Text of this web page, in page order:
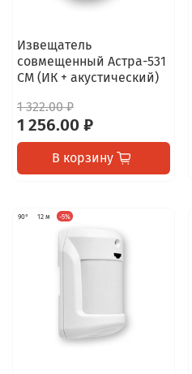
Извещатель
совмещенный Астра-531
СМ (ИК + акустический)
1 322.00 ₽
1 256.00 ₽
В корзину
90° 12 м -5%